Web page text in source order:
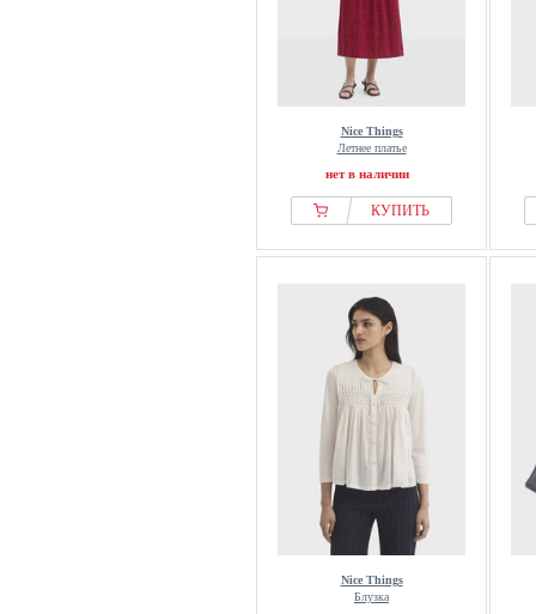
Nice Things
Летнее платье
нет в наличии
КУПИТЬ
Nice Things
Блузка